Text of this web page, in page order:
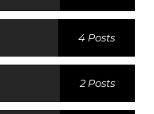
4 Posts
2 Posts